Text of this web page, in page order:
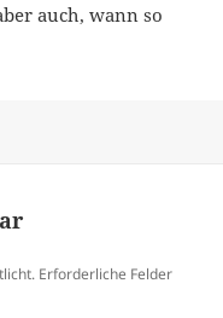
auch, wann so
Erforderliche Felder